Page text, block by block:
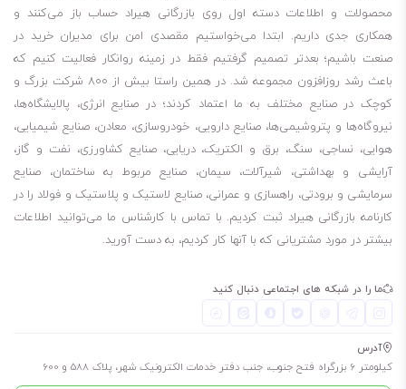
عایق قوی الکتریکی
دمای چکیدن پایین برای جلوگیری از ماسیدن در خطوط لوله و بسته شدن
لوله‌ها
مقدار موم پایین برای جلوگیری از جدایش موم از ترکیب روغن برودتی در
پایین ترین نقاط
پایداری دمایی: برای حذف کربن اضافی رسوب کرده روی نقاط گرم کمپرسور
مانند شیرها و خروجی کمپرسور
روغن سانیسو 3G
روغن سانیسو 4G
محصولات و اطلاعات دسته اول روی بازرگانی هیراد حساب باز می‌کنند و
همکاری جدی داریم. ابتدا می‌خواستیم مقصدی امن برای مدیران خرید در
صنعت باشیم؛ بعدتر تصمیم گرفتیم فقط در زمینه روانکار فعالیت کنیم که
باعث رشد روزافزون مجموعه شد. در همین راستا بیش از 800 شرکت بزرگ و
کوچک در صنایع مختلف به ما اعتماد کردند؛ در صنایع انرژی، پالایشگاه‌ها،
نیروگاه‌ها و پتروشیمی‌ها، صنایع دارویی، خودروسازی، معادن، صنایع شیمیایی،
هوایی، نساجی، سنگ، برق و الکتریک، دریایی، صنایع کشاورزی، نفت و گاز،
آرایشی و بهداشتی، شیرآلات، سیمان، صنایع مربوط به ساختمان، صنایع
سرمایشی و برودتی، راهسازی و عمرانی، صنایع لاستیک و پلاستیک و فولاد را در
کارنامه بازرگانی هیراد ثبت کردیم. با تماس با کارشناس ما می‌توانید اطلاعات
بیشتر در مورد مشتریانی که با آنها کار کردیم، به دست آورید.
ما را در شبکه های اجتماعی دنبال کنید
آدرس
کیلومتر 6 بزرگراه فتح جنوب، جنب دفتر خدمات الکترونیک شهر، پلاک 588 و 600